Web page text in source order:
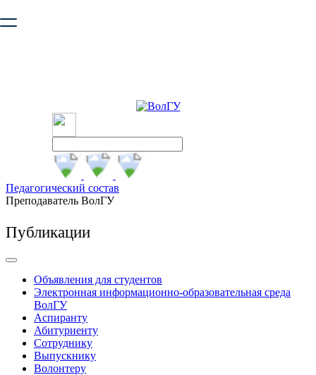
безопасную работу с сайтом. Пожалуйста
Педагогический состав
Преподаватель ВолГУ
Публикации
Объявления для студентов
Электронная информационно-образовательная среда
ВолГУ
Аспиранту
Абитуриенту
Сотруднику
Выпускнику
Волонтеру